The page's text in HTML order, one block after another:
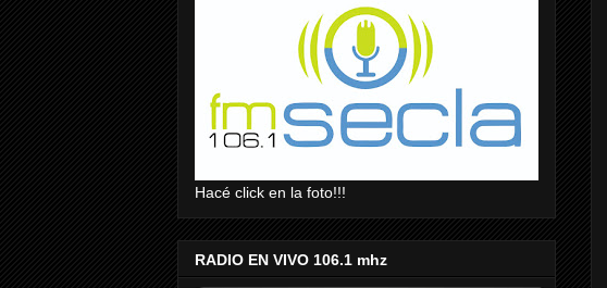
Hacé click en la foto!!!
RADIO EN VIVO 106.1 mhz